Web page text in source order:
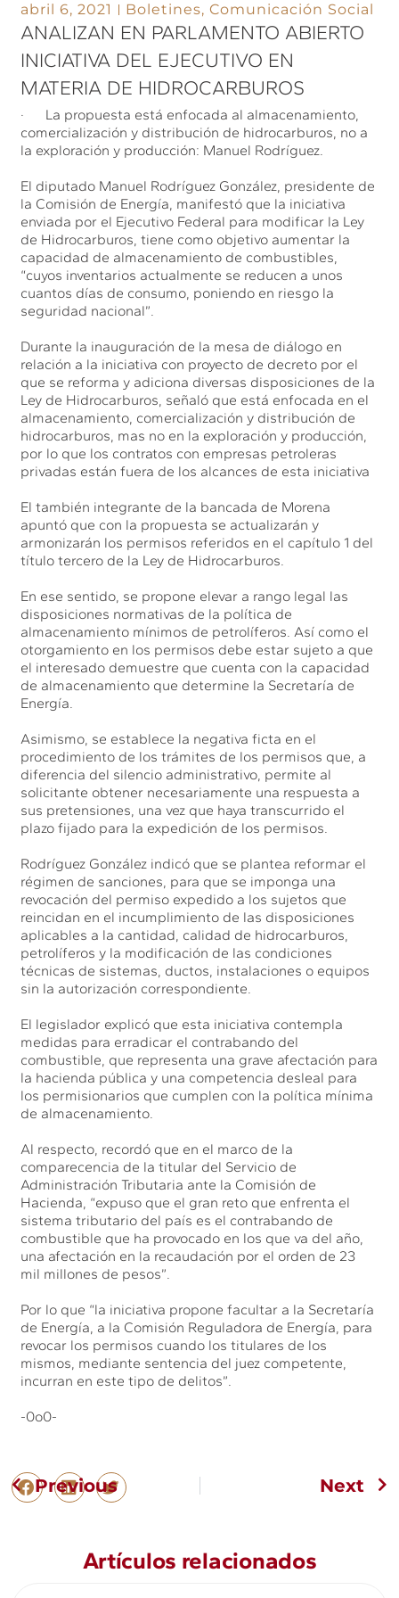
abril 6, 2021 Boletines,Comunicación Social
ANALIZAN EN PARLAMENTO ABIERTO
INICIATIVA DEL EJECUTIVO EN
MATERIA DE HIDROCARBUROS
· La propuesta está enfocada al almacenamiento,
comercialización y distribución de hidrocarburos, no a
la exploración y producción: Manuel Rodríguez.
El diputado Manuel Rodríguez González, presidente de
la Comisión de Energía, manifestó que la iniciativa
enviada por el Ejecutivo Federal para modificar la Ley
de Hidrocarburos, tiene como objetivo aumentar la
capacidad de almacenamiento de combustibles,
“cuyos inventarios actualmente se reducen a unos
cuantos días de consumo, poniendo en riesgo la
seguridad nacional”.
Durante la inauguración de la mesa de diálogo en
relación a la iniciativa con proyecto de decreto por el
que se reforma y adiciona diversas disposiciones de la
Ley de Hidrocarburos, señaló que está enfocada en el
almacenamiento, comercialización y distribución de
hidrocarburos, mas no en la exploración y producción,
por lo que los contratos con empresas petroleras
privadas están fuera de los alcances de esta iniciativa
El también integrante de la bancada de Morena
apuntó que con la propuesta se actualizarán y
armonizarán los permisos referidos en el capítulo 1 del
título tercero de la Ley de Hidrocarburos.
En ese sentido, se propone elevar a rango legal las
disposiciones normativas de la política de
almacenamiento mínimos de petrolíferos. Así como el
otorgamiento en los permisos debe estar sujeto a que
el interesado demuestre que cuenta con la capacidad
de almacenamiento que determine la Secretaría de
Energía.
Asimismo, se establece la negativa ficta en el
procedimiento de los trámites de los permisos que, a
diferencia del silencio administrativo, permite al
solicitante obtener necesariamente una respuesta a
sus pretensiones, una vez que haya transcurrido el
plazo fijado para la expedición de los permisos.
Rodríguez González indicó que se plantea reformar el
régimen de sanciones, para que se imponga una
revocación del permiso expedido a los sujetos que
reincidan en el incumplimiento de las disposiciones
aplicables a la cantidad, calidad de hidrocarburos,
petrolíferos y la modificación de las condiciones
técnicas de sistemas, ductos, instalaciones o equipos
sin la autorización correspondiente.
El legislador explicó que esta iniciativa contempla
medidas para erradicar el contrabando del
combustible, que representa una grave afectación para
la hacienda pública y una competencia desleal para
los permisionarios que cumplen con la política mínima
de almacenamiento.
Al respecto, recordó que en el marco de la
comparecencia de la titular del Servicio de
Administración Tributaria ante la Comisión de
Hacienda, “expuso que el gran reto que enfrenta el
sistema tributario del país es el contrabando de
combustible que ha provocado en los que va del año,
una afectación en la recaudación por el orden de 23
mil millones de pesos”.
Por lo que “la iniciativa propone facultar a la Secretaría
de Energía, a la Comisión Reguladora de Energía, para
revocar los permisos cuando los titulares de los
mismos, mediante sentencia del juez competente,
incurran en este tipo de delitos”.
-0o0-
Previous Next
Artículos relacionados